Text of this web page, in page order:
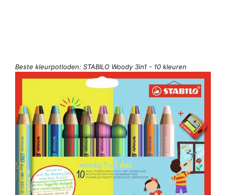
Beste kleurpotloden: STABILO Woody 3in1 - 10 kleuren